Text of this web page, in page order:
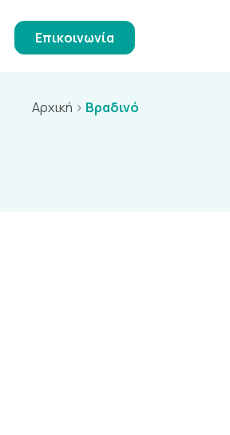
Επικοινωνία
Αρχική > Βραδινό